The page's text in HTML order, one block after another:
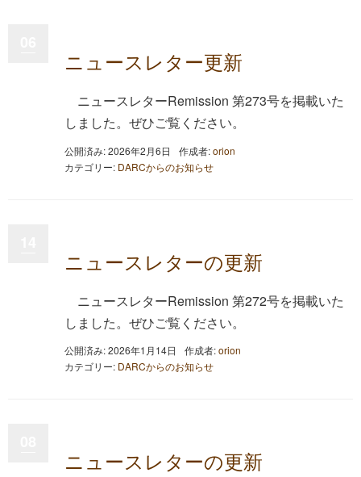
ニュースレター更新
ニュースレターRemission 第273号を掲載いた
しました。ぜひご覧ください。
公開済み: 2026年2月6日 作成者:orion
カテゴリー: DARCからのお知らせ
ニュースレターの更新
ニュースレターRemission 第272号を掲載いた
しました。ぜひご覧ください。
公開済み: 2026年1月14日 作成者:orion
カテゴリー: DARCからのお知らせ
ニュースレターの更新